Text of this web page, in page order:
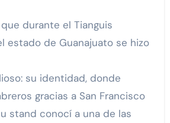
durante el Tianguis
estado de Guanajuato se hizo
su identidad, donde
gracias a San Francisco
stand conocí a una de las